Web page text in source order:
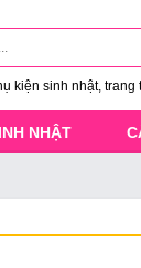
kiện sinh nhật,
NHẬT